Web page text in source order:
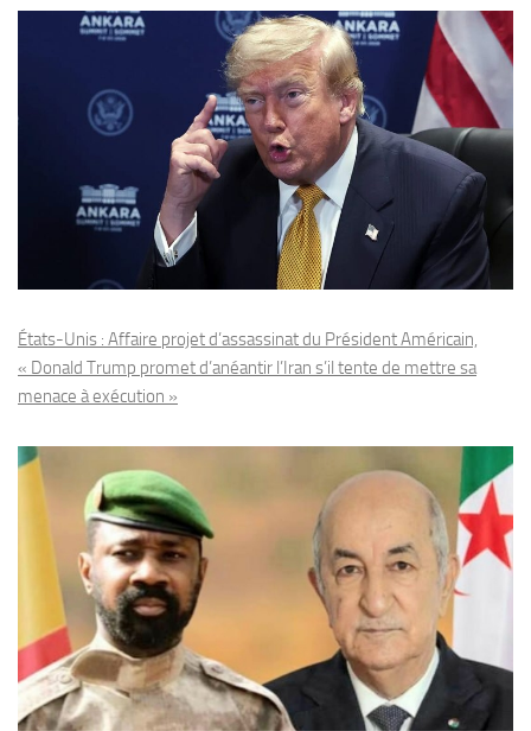
États-Unis : Affaire projet d’assassinat du Président Américain,
« Donald Trump promet d’anéantir l’Iran s’il tente de mettre sa
menace à exécution »